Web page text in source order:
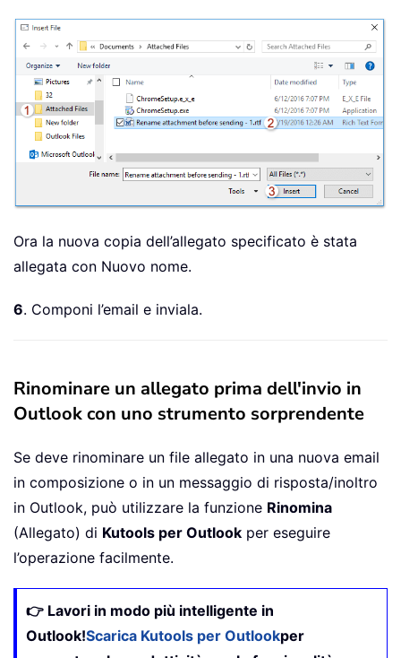
Ora la nuova copia dell’allegato specificato è stata
allegata con Nuovo nome.
6. Componi l’email e inviala.
Rinominare un allegato prima dell'invio in
Outlook con uno strumento sorprendente
Se deve rinominare un file allegato in una nuova email
in composizione o in un messaggio di risposta/inoltro
in Outlook, può utilizzare la funzione Rinomina
(Allegato) di Kutools per Outlook per eseguire
l’operazione facilmente.
👉 Lavori in modo più intelligente in
Outlook!Scarica Kutools per Outlookper